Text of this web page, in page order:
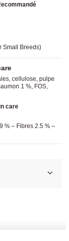
Small Breeds)
cellulose, pulpe
1 %, FOS,
care
% – Fibres 2.5 % –